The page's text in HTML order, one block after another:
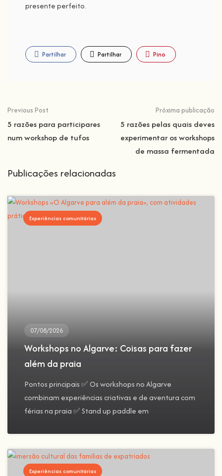
presente perfeito.
Partilhar Partilhar Pino
Previous Post
5 razões para participares
num workshop de tufos
Próxima publicação
5 razões pelas quais deves
experimentar os workshops
de massa fermentada
Publicações relacionadas
Experiências comunitárias
07/08/2026
Workshops no Algarve: Coisas para fazer
além da praia
Pontos principais ✅ Os workshops no Algarve
combinam experiências criativas e de aventura com
férias na praia ✅ Stand up paddle em
Experiências comunitárias